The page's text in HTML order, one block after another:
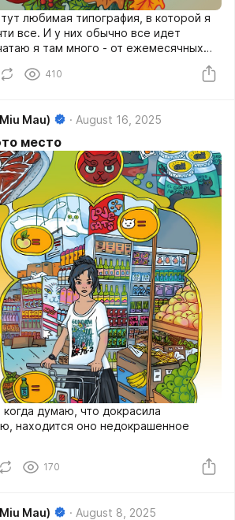
любимая типография, в которой я
все. И у них обычно все идет
я там много - от ежемесячных
И в 99% случаев там все "на
(то есть правильность файлов
и все. Проходит указанное
и все прилетает ко мне домой.
410
Mau) August 16, 2025
место
докрасила
находится оно недокрашенное
170
Mau) August 8, 2025